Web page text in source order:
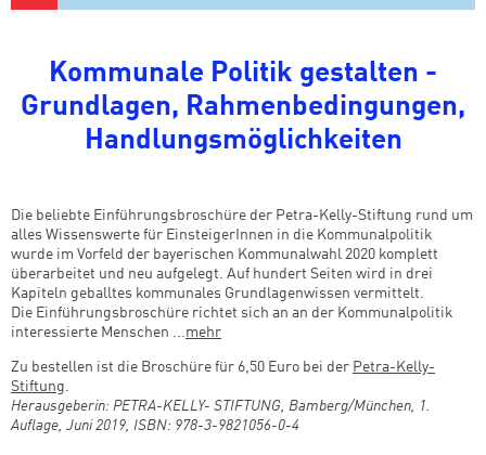
Kommunale Politik gestalten -
Grundlagen, Rahmenbedingungen,
Handlungsmöglichkeiten
Die beliebte Einführungsbroschüre der Petra-Kelly-Stiftung rund um
alles Wissenswerte für EinsteigerInnen in die Kommunalpolitik
wurde im Vorfeld der bayerischen Kommunalwahl 2020 komplett
überarbeitet und neu aufgelegt. Auf hundert Seiten wird in drei
Kapiteln geballtes kommunales Grundlagenwissen vermittelt.
Die Einführungsbroschüre richtet sich an an der Kommunalpolitik
interessierte Menschen ...mehr
Zu bestellen ist die Broschüre für 6,50 Euro bei der Petra-Kelly-
Stiftung.
Herausgeberin: PETRA-KELLY- STIFTUNG, Bamberg/München, 1.
Auflage, Juni 2019, ISBN: 978-3-9821056-0-4